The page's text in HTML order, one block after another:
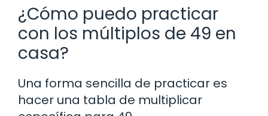
¿Cómo puedo practicar
con los múltiplos de 49 en
casa?
Una forma sencilla de practicar es
hacer una tabla de multiplicar